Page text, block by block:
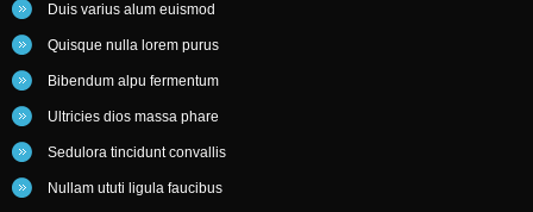
Duis varius alum euismod
Quisque nulla lorem purus
Bibendum alpu fermentum
Ultricies dios massa phare
Sedulora tincidunt convallis
Nullam ututi ligula faucibus